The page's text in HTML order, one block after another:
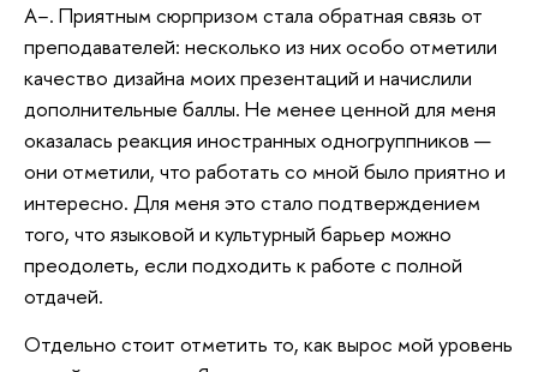
A−. Приятным сюрпризом стала обратная связь от
преподавателей: несколько из них особо отметили
качество дизайна моих презентаций и начислили
дополнительные баллы. Не менее ценной для меня
оказалась реакция иностранных одногруппников —
они отметили, что работать со мной было приятно и
интересно. Для меня это стало подтверждением
того, что языковой и культурный барьер можно
преодолеть, если подходить к работе с полной
отдачей.
Отдельно стоит отметить то, как вырос мой уровень